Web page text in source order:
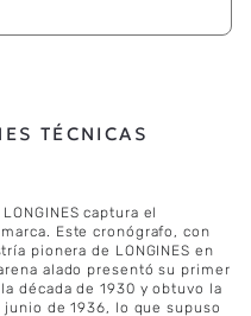
TÉCNICAS
captura el
Este cronógrafo, con
pionera de LONGINES en
alado presentó su primer
década de 1930 y obtuvo la
de 1936, lo que supuso